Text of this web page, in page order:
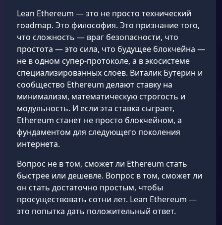
Lean Ethereum — это не просто технический
roadmap. Это философия. Это признание того,
что сложность — враг безопасности, что
простота — это сила, что будущее блокчейна —
не в одном супер-протоколе, а в экосистеме
специализированных слоёв. Виталик Бутерин и
сообщество Ethereum делают ставку на
минимализм, математическую строгость и
модульность. И если эта ставка сыграет,
Ethereum станет не просто блокчейном, а
фундаментом для следующего поколения
интернета.
Вопрос не в том, сможет ли Ethereum стать
быстрее или дешевле. Вопрос в том, сможет ли
он стать достаточно простым, чтобы
просуществовать сотни лет. Lean Ethereum —
это попытка дать положительный ответ.